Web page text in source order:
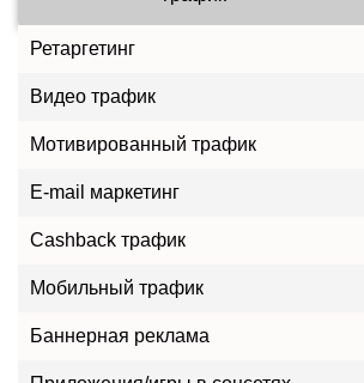
Ретаргетинг
Видео трафик
Мотивированный трафик
E-mail маркетинг
Cashback трафик
Мобильный трафик
Баннерная реклама